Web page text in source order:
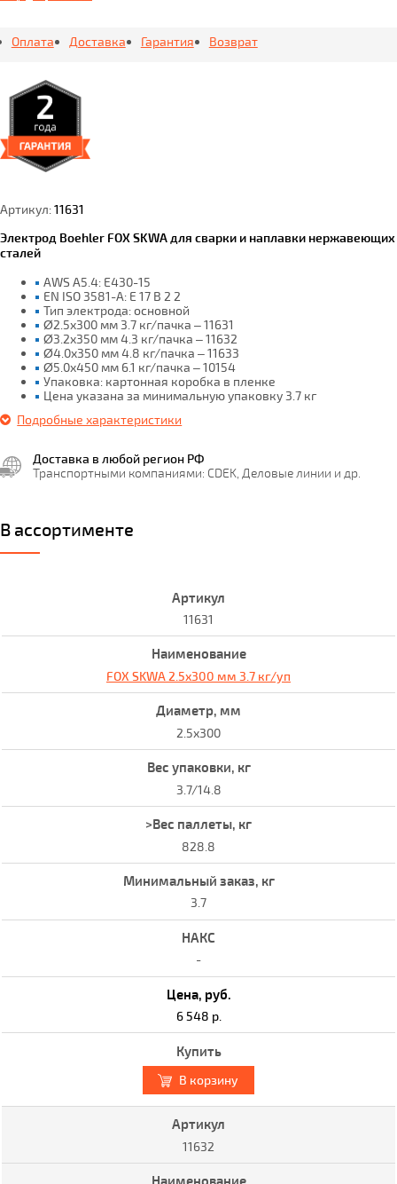
Оплата Доставка Гарантия Возврат
Артикул:11631
Электрод Boehler FOX SKWA для сварки и наплавки нержавеющих
сталей
AWS A5.4: E430-15
EN ISO 3581-A: E 17 B 2 2
Тип электрода: основной
Ø2.5x300 мм 3.7 кг/пачка – 11631
Ø3.2x350 мм 4.3 кг/пачка – 11632
Ø4.0x350 мм 4.8 кг/пачка – 11633
Ø5.0x450 мм 6.1 кг/пачка – 10154
Упаковка: картонная коробка в пленке
Цена указана за минимальную упаковку 3.7 кг
Подробные характеристики
Доставка в любой регион РФ
Транспортными компаниями: CDEK, Деловые линии и др.
В ассортименте
11631
FOX SKWA 2.5x300 мм 3.7 кг/уп
2.5x300
3.7/14.8
828.8
3.7
-
6 548 р.
В корзину
11632